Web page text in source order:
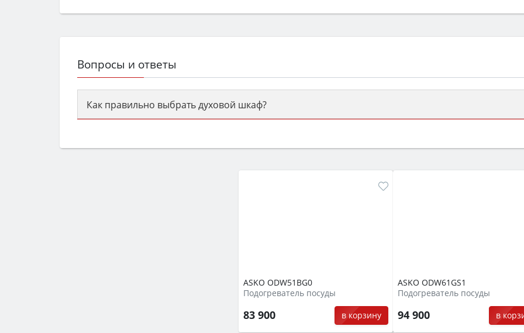
Вопросы и ответы
Как правильно выбрать духовой шкаф?
семьи, класс энергопотребления не ниже A и нужные функции (конвекция, гриль,
ASKO ODW51BG0
Подогреватель посуды
83 900 в корзину
ASKO ODW61GS1
Подогреватель посуды
94 900 в